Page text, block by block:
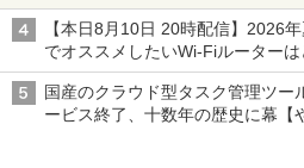
開始
【本日8月10日 20時配信】2026
でオススメしたいWi-Fiルーター
水理史の「イニシャルB」チャン
国産のクラウド型タスク管理ツ
ービス終了、十数年の歴史に幕【